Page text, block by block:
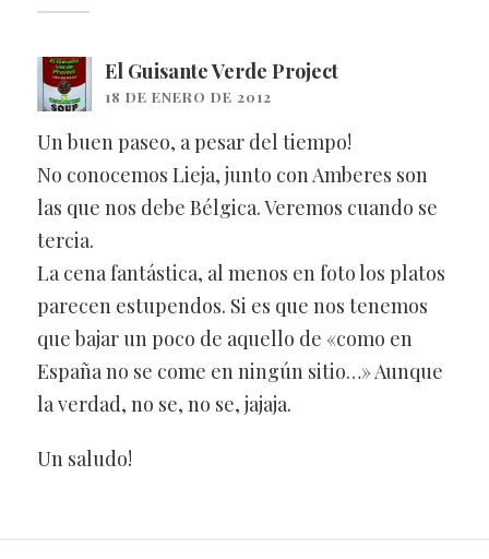
El Guisante Verde Project
18 DE ENERO DE 2012
Un buen paseo, a pesar del tiempo!
No conocemos Lieja, junto con Amberes son
las que nos debe Bélgica. Veremos cuando se
tercia.
La cena fantástica, al menos en foto los platos
parecen estupendos. Si es que nos tenemos
que bajar un poco de aquello de «como en
España no se come en ningún sitio…» Aunque
la verdad, no se, no se, jajaja.
Un saludo!